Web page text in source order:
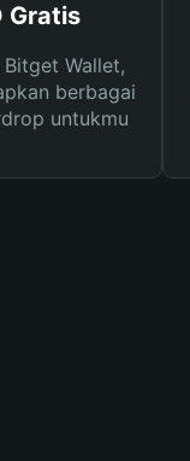
Gratis
Wallet,
berbagai
untukmu